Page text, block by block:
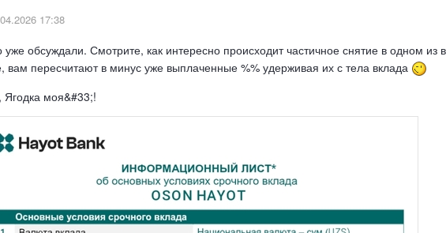
17:38
обсуждали. Смотрите, как интересно происходит частичное снятие в одном
вам пересчитают в минус уже выплаченные %% удерживая их с тела вклада
моя&#33;!